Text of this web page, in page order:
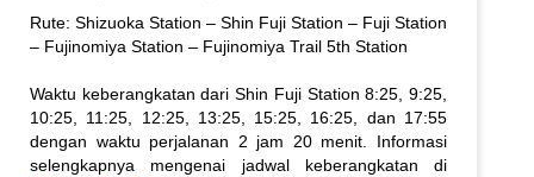
Rute: Shizuoka Station – Shin Fuji Station – Fuji Station
– Fujinomiya Station – Fujinomiya Trail 5th Station
Waktu keberangkatan dari Shin Fuji Station 8:25, 9:25,
10:25, 11:25, 12:25, 13:25, 15:25, 16:25, dan 17:55
dengan waktu perjalanan 2 jam 20 menit. Informasi
selengkapnya mengenai jadwal keberangkatan di